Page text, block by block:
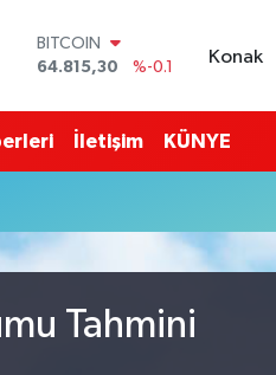
BITCOIN
64.815,30
%-0.1
47,7436
%0.18
EURO
GRAM ALTIN
Konak
İletişim KÜNYE
Tahmini